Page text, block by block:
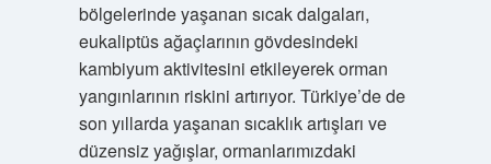
bölgelerinde yaşanan sıcak dalgaları,
eukaliptüs ağaçlarının gövdesindeki
kambiyum aktivitesini etkileyerek orman
yangınlarının riskini artırıyor. Türkiye’de de
son yıllarda yaşanan sıcaklık artışları ve
düzensiz yağışlar, ormanlarımızdaki